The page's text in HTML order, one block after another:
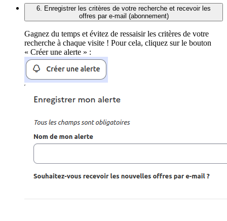
6. Enregistrer les critères de votre recherche et recevoir les
offres par e-mail (abonnement)
Gagnez du temps et évitez de ressaisir les critères de votre
recherche à chaque visite ! Pour cela, cliquez sur le bouton
« Créer une alerte » :